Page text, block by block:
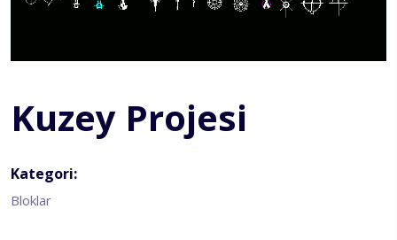
Kuzey Projesi
Kategori:
Bloklar